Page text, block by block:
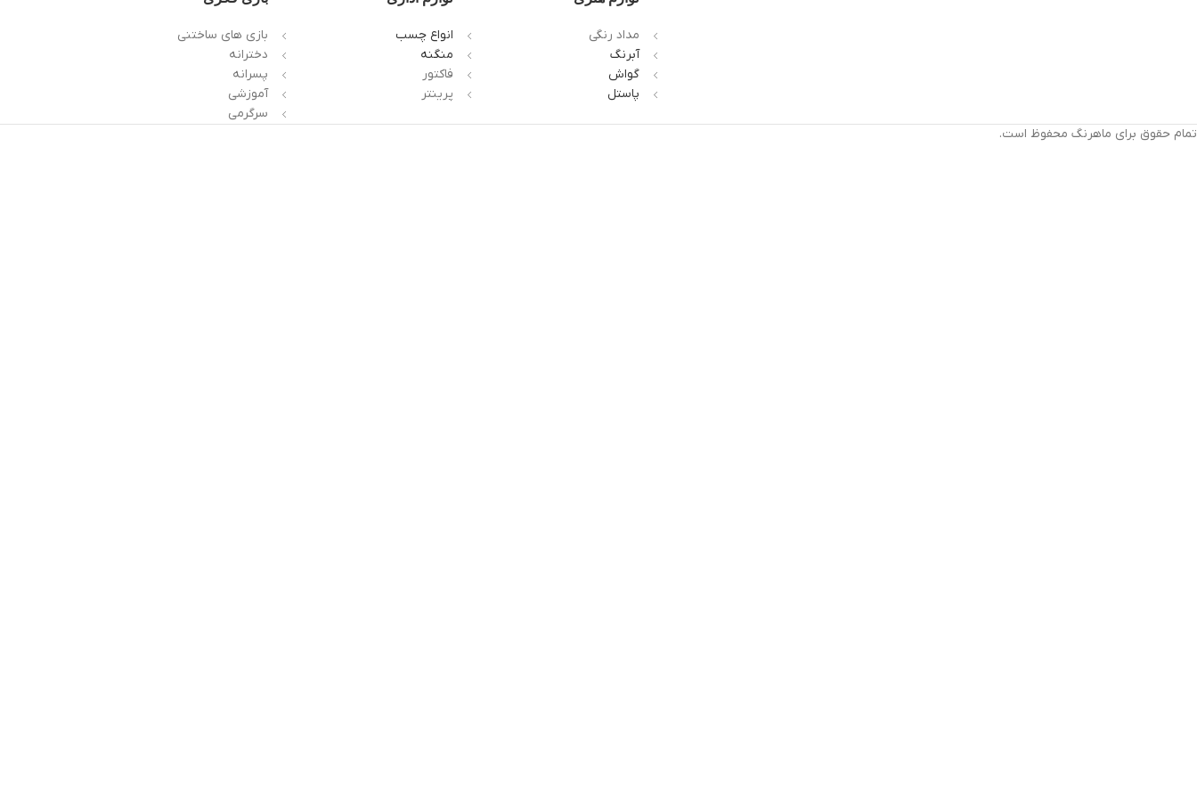
مداد رنگی
آبرنگ
گواش
پاستل
انواع چسب
منگنه
فاکتور
پرینتر
بازی های ساختنی
دخترانه
پسرانه
آموزشی
سرگرمی
تمام حقوق برای ماهرنگ محفوظ است.